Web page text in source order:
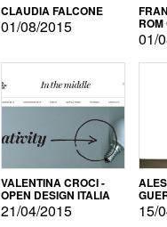
CLAUDIA FALCONE
01/08/2015
01/
VALENTINA CROCI -
OPEN DESIGN ITALIA
21/04/2015 15/